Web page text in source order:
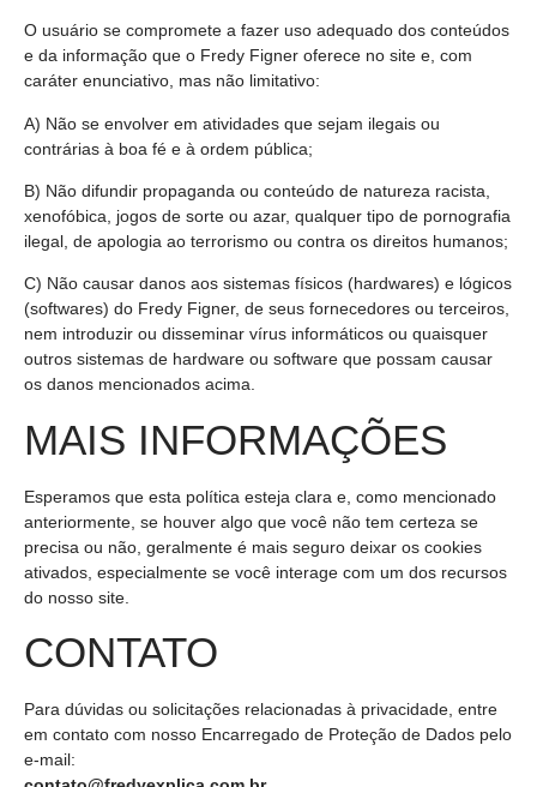
O usuário se compromete a fazer uso adequado dos conteúdos
e da informação que o Fredy Figner oferece no site e, com
caráter enunciativo, mas não limitativo:
A) Não se envolver em atividades que sejam ilegais ou
contrárias à boa fé e à ordem pública;
B) Não difundir propaganda ou conteúdo de natureza racista,
xenofóbica, jogos de sorte ou azar, qualquer tipo de pornografia
ilegal, de apologia ao terrorismo ou contra os direitos humanos;
C) Não causar danos aos sistemas físicos (hardwares) e lógicos
(softwares) do Fredy Figner, de seus fornecedores ou terceiros,
nem introduzir ou disseminar vírus informáticos ou quaisquer
outros sistemas de hardware ou software que possam causar
os danos mencionados acima.
MAIS INFORMAÇÕES
Esperamos que esta política esteja clara e, como mencionado
anteriormente, se houver algo que você não tem certeza se
precisa ou não, geralmente é mais seguro deixar os cookies
ativados, especialmente se você interage com um dos recursos
do nosso site.
CONTATO
Para dúvidas ou solicitações relacionadas à privacidade, entre
em contato com nosso Encarregado de Proteção de Dados pelo
e-mail: